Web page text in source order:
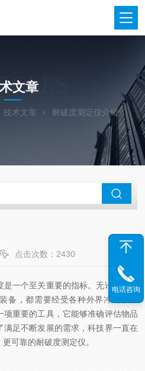
文章
技术文章 耐破度测定仪介绍
点击次数：2430
一个至关重要的指标。无论是建筑
备，都需要经受各种外界冲击和压
重要的工具，它能够准确评估物品
满足不断发展的需求，科技界一直在
可靠的耐破度测定仪。
电话咨询